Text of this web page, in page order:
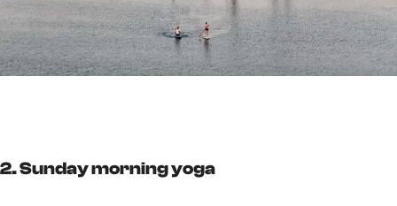
2. Sunday morning yoga